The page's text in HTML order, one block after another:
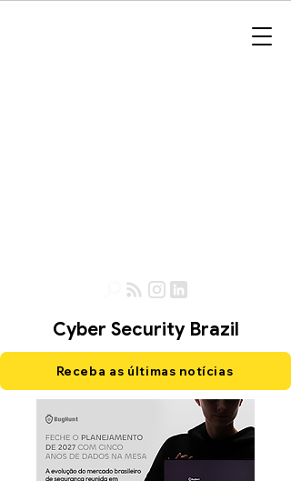
Cyber Security Brazil
Receba as últimas notícias